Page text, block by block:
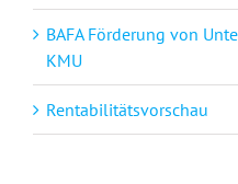
BAFA Förderung von
KMU
Rentabilitätsvorschau